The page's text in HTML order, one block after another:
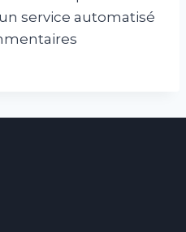
service automatisé